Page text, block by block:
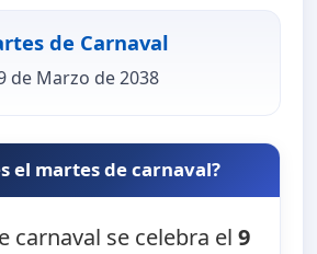
de Carnaval
de Marzo de 2038
el martes de carnaval?
carnaval se celebra el9